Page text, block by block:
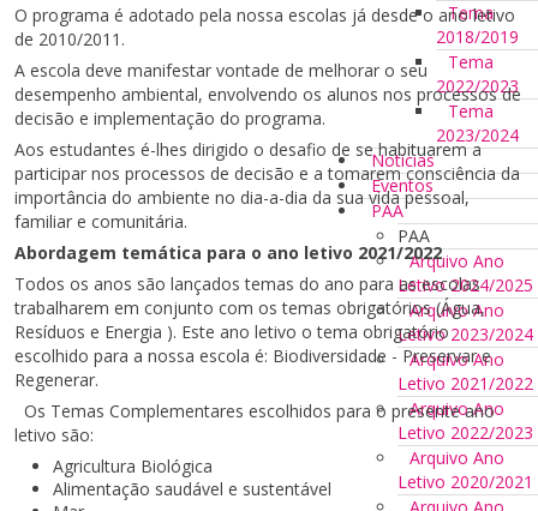
Tema
2018/2019
Tema
2022/2023
Tema
2023/2024
Notícias
Eventos
PAA
PAA
Arquivo Ano
Letivo 2024/2025
Arquivo Ano
Letivo 2023/2024
Arquivo Ano
Letivo 2021/2022
Arquivo Ano
Letivo 2022/2023
Arquivo Ano
Letivo 2020/2021
O programa é adotado pela nossa escolas já desde o ano letivo
de 2010/2011.
A escola deve manifestar vontade de melhorar o seu
desempenho ambiental, envolvendo os alunos nos processos de
decisão e implementação do programa.
Aos estudantes é-lhes dirigido o desafio de se habituarem a
participar nos processos de decisão e a tomarem consciência da
importância do ambiente no dia-a-dia da sua vida pessoal,
familiar e comunitária.
Abordagem temática para o ano letivo 2021/2022
Todos os anos são lançados temas do ano para as escolas
trabalharem em conjunto com os temas obrigatórios (Água,
Resíduos e Energia ). Este ano letivo o tema obrigatório
escolhido para a nossa escola é: Biodiversidade - Preservar e
Regenerar.
Os Temas Complementares escolhidos para o presente ano
letivo são:
Agricultura Biológica
Alimentação saudável e sustentável